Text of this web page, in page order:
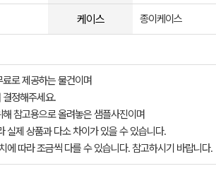
케이스 종이케이스
로 제공하는 물건이며
정해주세요.
참고용으로 올려놓은 샘플사진이며
실제 상품과 다소 차이가 있을 수 있습니다.
에 따라 조금씩 다를 수 있습니다. 참고하시기 바랍니다.